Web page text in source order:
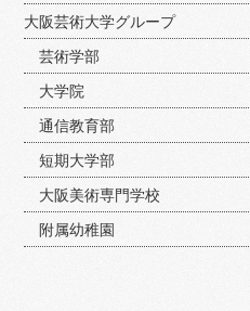
大阪芸術大学グループ
芸術学部
大学院
通信教育部
短期大学部
大阪美術専門学校
附属幼稚園